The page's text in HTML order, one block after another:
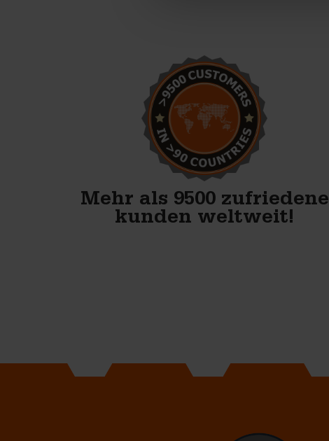
Mehr als 9500 zufriedene
kunden weltweit!
Produktion von
Betonblöcken. Mit den
Formen von Betonblock sind
wir bestens vorbereitet.
Anton Koelma